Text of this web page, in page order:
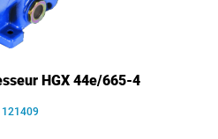
HGX 44e/665-4
121409